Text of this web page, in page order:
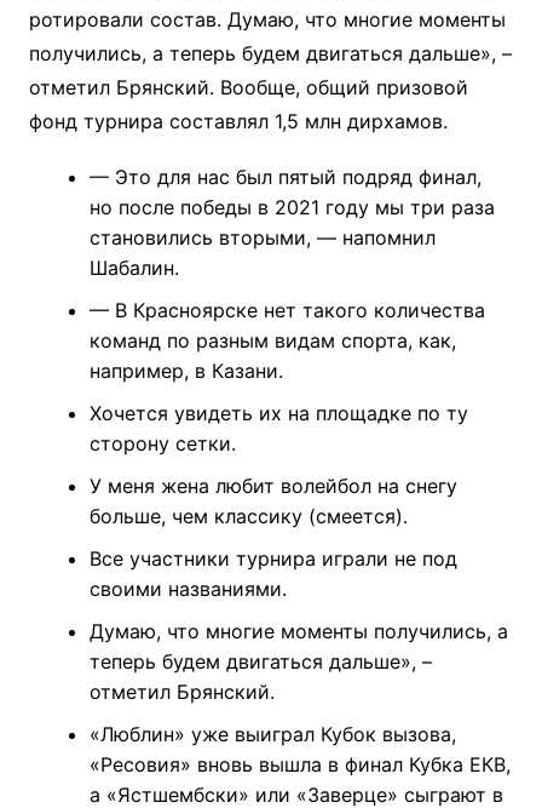
ротировали состав. Думаю, что многие моменты
получились, а теперь будем двигаться дальше», –
отметил Брянский. Вообще, общий призовой
фонд турнира составлял 1,5 млн дирхамов.
— Это для нас был пятый подряд финал,
но после победы в 2021 году мы три раза
становились вторыми, — напомнил
Шабалин.
— В Красноярске нет такого количества
команд по разным видам спорта, как,
например, в Казани.
Хочется увидеть их на площадке по ту
сторону сетки.
У меня жена любит волейбол на снегу
больше, чем классику (смеется).
Все участники турнира играли не под
своими названиями.
Думаю, что многие моменты получились, а
теперь будем двигаться дальше», –
отметил Брянский.
«Люблин» уже выиграл Кубок вызова,
«Ресовия» вновь вышла в финал Кубка ЕКВ,
а «Ястшембски» или «Заверце» сыграют в